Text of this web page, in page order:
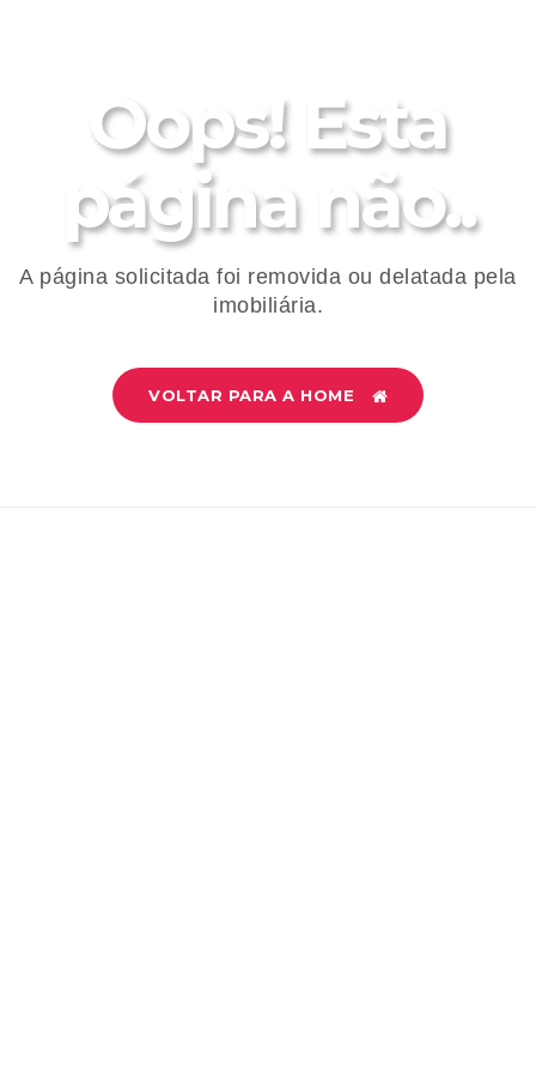
Oops! Esta
página não..
A página solicitada foi removida ou delatada pela
imobiliária.
VOLTAR PARA A HOME